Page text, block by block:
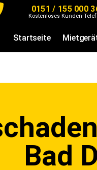
0151 / 155 000
Kostenloses Kunden-
Startseite
Bad